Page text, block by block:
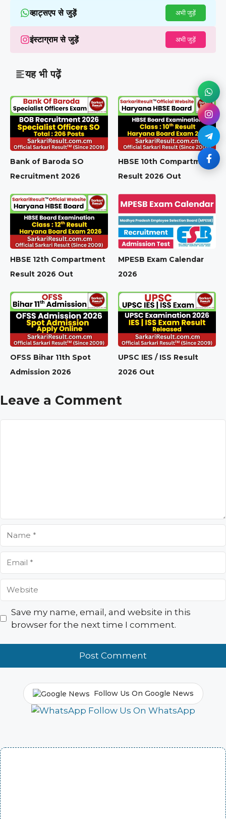
व्हाट्सएप से जुड़ें अभी जुड़ें
इंस्टाग्राम से जुड़ें अभी जुड़ें
यह भी पढ़ें
Bank of Baroda SO
Recruitment 2026
HBSE 10th Compartment
Result 2026 Out
HBSE 12th Compartment
Result 2026 Out
MPESB Exam Calendar
2026
OFSS Bihar 11th Spot
Admission 2026
UPSC IES / ISS Result
2026 Out
Leave a Comment
Save my name, email, and website in this
browser for the next time I comment.
Follow Us On Google News
Follow Us On WhatsApp